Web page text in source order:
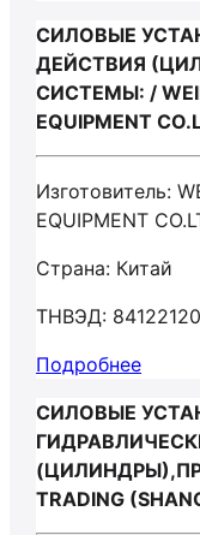
СИЛОВЫЕ
ДЕЙСТВИЯ
СИСТЕМЫ: /
EQUIPMENT
Изготовитель:
EQUIPMENT
Страна: Китай
ТНВЭД:
Подробнее
СИЛОВЫЕ
TRADING